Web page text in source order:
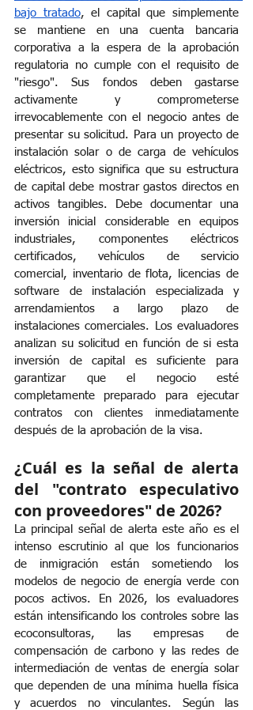
bajo tratado, el capital que simplemente
se mantiene en una cuenta bancaria
corporativa a la espera de la aprobación
regulatoria no cumple con el requisito de
"riesgo". Sus fondos deben gastarse
activamente y comprometerse
irrevocablemente con el negocio antes de
presentar su solicitud. Para un proyecto de
instalación solar o de carga de vehículos
eléctricos, esto significa que su estructura
de capital debe mostrar gastos directos en
activos tangibles. Debe documentar una
inversión inicial considerable en equipos
industriales, componentes eléctricos
certificados, vehículos de servicio
comercial, inventario de flota, licencias de
software de instalación especializada y
arrendamientos a largo plazo de
instalaciones comerciales. Los evaluadores
analizan su solicitud en función de si esta
inversión de capital es suficiente para
garantizar que el negocio esté
completamente preparado para ejecutar
contratos con clientes inmediatamente
después de la aprobación de la visa.
¿Cuál es la señal de alerta
del "contrato especulativo
con proveedores" de 2026?
La principal señal de alerta este año es el
intenso escrutinio al que los funcionarios
de inmigración están sometiendo los
modelos de negocio de energía verde con
pocos activos. En 2026, los evaluadores
están intensificando los controles sobre las
ecoconsultoras, las empresas de
compensación de carbono y las redes de
intermediación de ventas de energía solar
que dependen de una mínima huella física
y acuerdos no vinculantes. Según las